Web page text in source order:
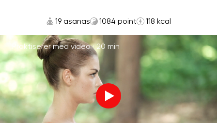
19 asanas 1084 point 118 kcal
Praktiserer med video ·20 min